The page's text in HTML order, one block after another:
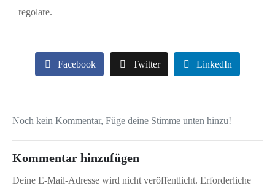
regolare.
Facebook Twitter LinkedIn
Noch kein Kommentar, Füge deine Stimme unten hinzu!
Kommentar hinzufügen
Deine E-Mail-Adresse wird nicht veröffentlicht. Erforderliche